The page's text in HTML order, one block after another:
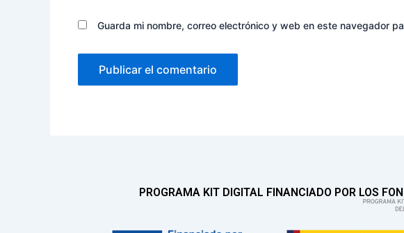
Guarda mi nombre, correo electrónico y web en este navegador
PROGRAMA KIT DIGITAL FINANCIADO POR LOS